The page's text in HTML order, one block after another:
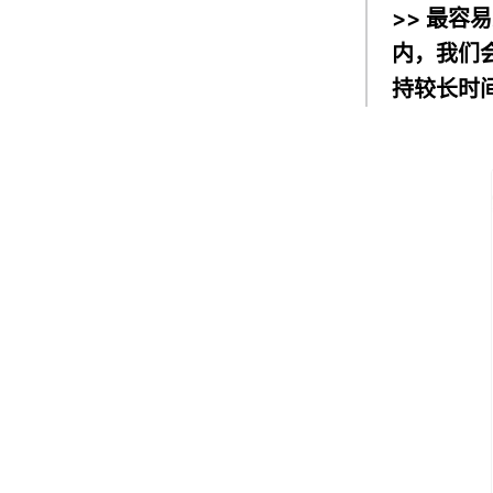
>> 最容
内，我们
持较长时